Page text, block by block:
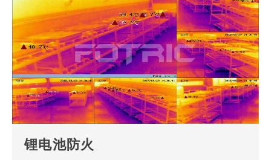
锂电池防火